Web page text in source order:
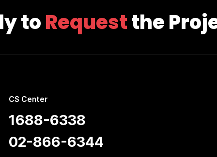
toRequestthe
CS Center
1688-6338
02-866-6344